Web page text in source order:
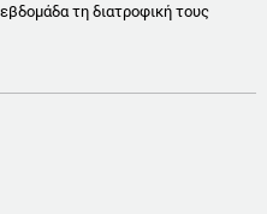
τη διατροφική τους